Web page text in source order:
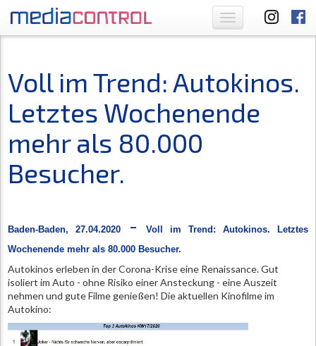
Toggle
navigation
Voll im Trend: Autokinos.
Letztes Wochenende
mehr als 80.000
Besucher.
Baden-Baden, 27.04.2020 -
Voll im Trend: Autokinos. Letztes
Wochenende mehr als 80.000 Besucher.
Autokinos erleben in der Corona-Krise eine Renaissance. Gut
isoliert im Auto - ohne Risiko einer Ansteckung - eine Auszeit
nehmen und gute Filme genießen! Die aktuellen Kinofilme im
Autokino: